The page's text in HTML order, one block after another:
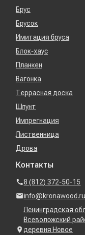
Брус
Брусок
Имитация бруса
Блок-хаус
Планкен
Вагонка
Террасная доска
Шпунт
Импрегнация
Лиственница
Дрова
Контакты
8 (812) 372-50-15
info@kronawood.ru
Ленинградская
Всеволожский
деревня Новое